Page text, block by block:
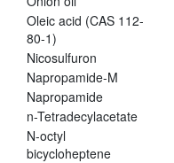
Oleic acid (CAS 112-
80-1)
Nicosulfuron
Napropamide-M
Napropamide
n-Tetradecylacetate
N-octyl
bicycloheptene